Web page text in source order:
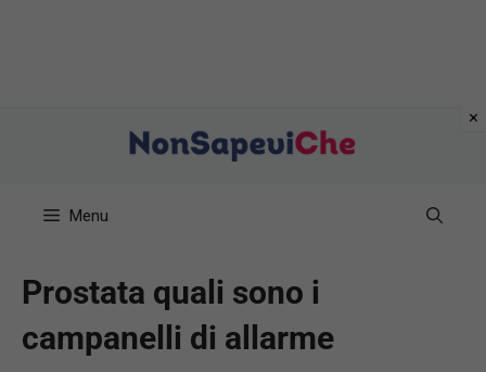
Menu
Prostata quali sono i
campanelli di allarme